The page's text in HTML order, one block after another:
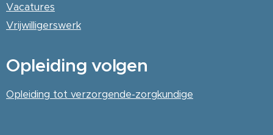
Vacatures
Vrijwilligerswerk
Opleiding volgen
Opleiding tot verzorgende-zorgkundige